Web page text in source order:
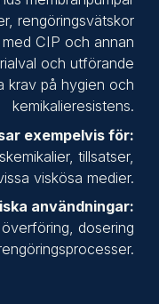
rengöringsvätskor
CIP och annan
och utförande
krav på hygien och
kemikalieresistens.
exempelvis för:
tillsatser,
viskösa medier.
användningar:
dosering